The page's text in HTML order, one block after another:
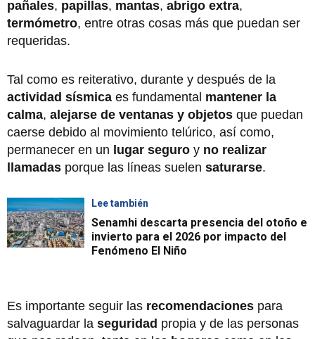
pañales, papillas, mantas, abrigo extra,
termómetro, entre otras cosas más que puedan ser
requeridas.
Tal como es reiterativo, durante y después de la
actividad sísmica es fundamental mantener la
calma, alejarse de ventanas y objetos que puedan
caerse debido al movimiento telúrico, así como,
permanecer en un lugar seguro y no realizar
llamadas porque las líneas suelen saturarse.
Lee también
Senamhi descarta presencia del otoño e
invierto para el 2026 por impacto del
Fenómeno El Niño
Es importante seguir las recomendaciones para
salvaguardar la seguridad propia y de las personas